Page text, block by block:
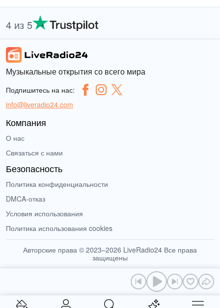
4 из 5
Музыкальные открытия со всего мира
Подпишитесь на нас:
info@liveradio24.com
Компания
О нас
Связаться с нами
Безопасность
Политика конфиденциальности
DMCA-отказ
Условия использования
Политика использования cookies
Авторские права © 2023–2026 LiveRadio24 Все права
защищены